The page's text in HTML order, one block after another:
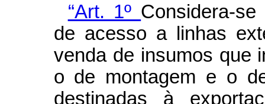
“Art. 1º Considera-
de acesso a linhas
venda de insumos que
o de montagem e o
destinadas à